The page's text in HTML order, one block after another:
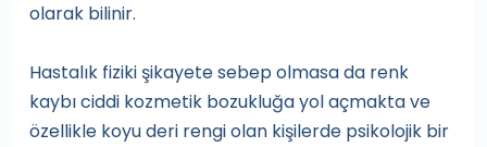
olarak bilinir.
Hastalık fiziki şikayete sebep olmasa da renk
kaybı ciddi kozmetik bozukluğa yol açmakta ve
özellikle koyu deri rengi olan kişilerde psikolojik bir